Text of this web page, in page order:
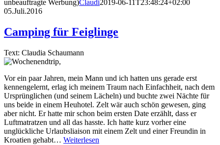
unbeauftragte Werbung)Claudi2019-06-11T23:48:24+02:00
05.Juli.2016
Camping für Feiglinge
Text: Claudia Schaumann
Vor ein paar Jahren, mein Mann und ich hatten uns gerade erst
kennengelernt, erlag ich meinem Traum nach Einfachheit, nach dem
Ursprünglichen (und seinem Lächeln) und buchte zwei Nächte für
uns beide in einem Heuhotel. Zelt wär auch schön gewesen, ging
aber nicht. Er hatte mir schon beim ersten Date erzählt, dass er
Luftmatratzen und all das hasste. Ich hatte kurz vorher eine
unglückliche Urlaubsliaison mit einem Zelt und einer Freundin in
Kroatien gehabt… Weiterlesen